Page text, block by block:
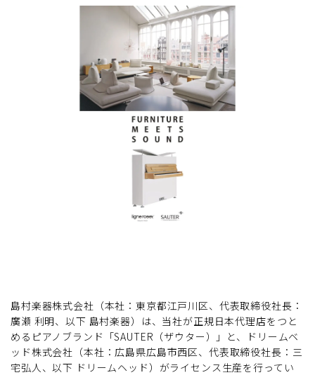
島村楽器株式会社（本社：東京都江戸川区、代表取締役社長：
廣瀬 利明、以下 島村楽器）は、当社が正規日本代理店をつと
めるピアノブランド「SAUTER（ザウター）」と、ドリームベ
ッド株式会社（本社：広島県広島市西区、代表取締役社長：三
宅弘人、以下 ドリームヘッド）がライセンス生産を行ってい